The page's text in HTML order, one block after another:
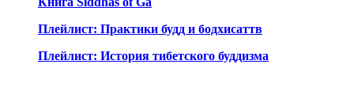
Плейлист: Практики будд и бодхисаттв
Плейлист: История тибетского буддизма